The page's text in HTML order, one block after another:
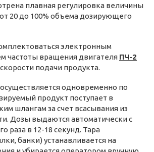
плавная регулировка величины
20 до 100% объема дозирующего
электронным
частоты вращения двигателя ПЧ-2
подачи продукта.
одновременно по
продукт поступает в
шлангам за счет всасывания из
Дозы выдаются автоматически с
раза в 12-18 секунд. Тара
банки) устанавливается на